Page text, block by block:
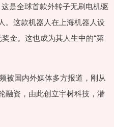
是全球首款外转子无刷电机驱
。这款机器人在上海机器人设
金。这也成为其人生中的“第
被国内外媒体多方报道，刚从
融资，由此创立宇树科技，潜